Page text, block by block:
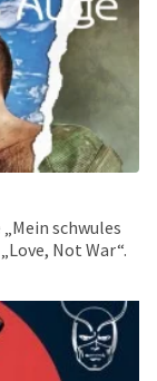
schwules
Not War“.